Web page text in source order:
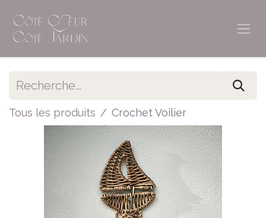
Tous les produits Crochet Voilier